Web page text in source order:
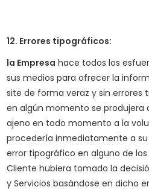
12. Errores tipográficos:
la Empresa hace todos los
sus medios para ofrecer la
site de forma veraz y sin errores
en algún momento se produjera
ajeno en todo momento a la
procedería inmediatamente a
error tipográfico en alguno de
Cliente hubiera tomado la
y Servicios basándose en dicho